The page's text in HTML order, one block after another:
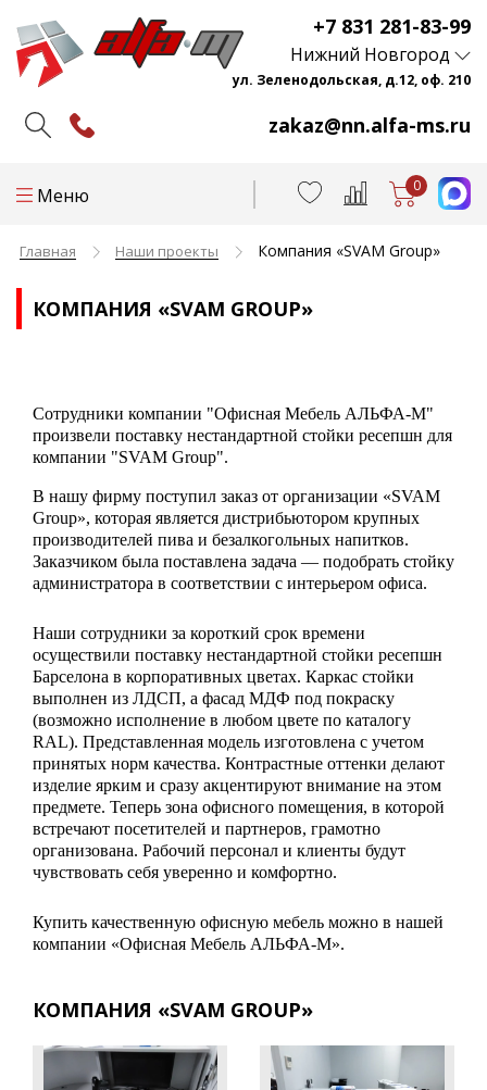
+7 831 281-83-99
zakaz@nn.alfa-ms.ru
Нижний Новгород
ул. Зеленодольская, д.12, оф. 210
Меню 0
Главная Наши проекты Компания «SVAM Group»
КОМПАНИЯ «SVAM GROUP»
Сотрудники компании "Офисная Мебель АЛЬФА-М"
произвели поставку нестандартной стойки ресепшн для
компании "SVAM Group".
В нашу фирму поступил заказ от организации «SVAM
Group», которая является дистрибьютором крупных
производителей пива и безалкогольных напитков.
Заказчиком была поставлена задача — подобрать стойку
администратора в соответствии с интерьером офиса.
Наши сотрудники за короткий срок времени
осуществили поставку нестандартной стойки ресепшн
Барселона в корпоративных цветах. Каркас стойки
выполнен из ЛДСП, а фасад МДФ под покраску
(возможно исполнение в любом цвете по каталогу
RAL). Представленная модель изготовлена с учетом
принятых норм качества. Контрастные оттенки делают
изделие ярким и сразу акцентируют внимание на этом
предмете. Теперь зона офисного помещения, в которой
встречают посетителей и партнеров, грамотно
организована. Рабочий персонал и клиенты будут
чувствовать себя уверенно и комфортно.
Купить качественную офисную мебель можно в нашей
компании «Офисная Мебель АЛЬФА-М».
КОМПАНИЯ «SVAM GROUP»